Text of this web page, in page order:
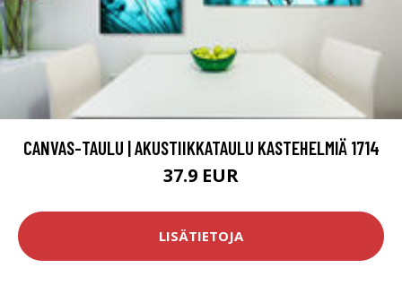
CANVAS-TAULU | AKUSTIIKKATAULU KASTEHELMIÄ 1714
37.9 EUR
LISÄTIETOJA